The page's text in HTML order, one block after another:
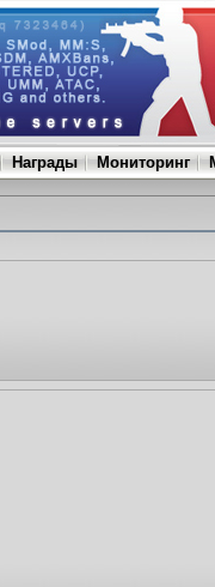
Награды Мониторинг